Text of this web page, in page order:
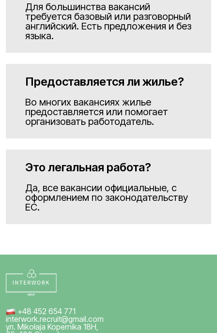
Для большинства вакансий
требуется базовый или разговорный
английский. Есть предложения и без
языка.
Предоставляется ли жилье?
Во многих вакансиях жилье
предоставляется или помогает
организовать работодатель.
Это легальная работа?
Да, все вакансии официальные, с
оформлением по законодательству
ЕС.
+48 452 654 771
interwork.recruit@gmail.com
ул. Mikołaja Kopernika 18H,